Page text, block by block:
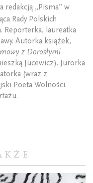
redakcją „Pisma” w
Rady Polskich
Reporterka, laureatka
Autorka książek,
z Dorosłymi
Jucewicz). Jurorka
(wraz z
Poeta Wolności.